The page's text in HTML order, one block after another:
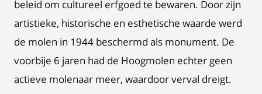
beleid om cultureel erfgoed te bewaren. Door zijn
artistieke, historische en esthetische waarde werd
de molen in 1944 beschermd als monument. De
voorbije 6 jaren had de Hoogmolen echter geen
actieve molenaar meer, waardoor verval dreigt.